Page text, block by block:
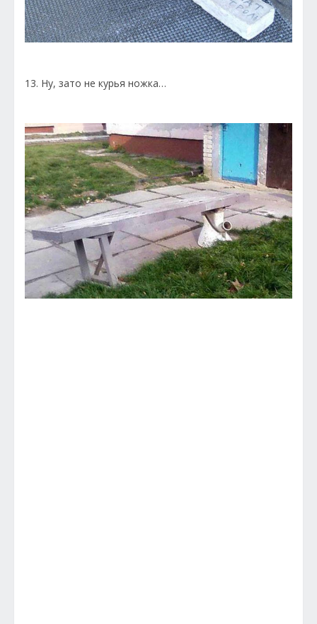
13. Ну, зато не курья ножка…